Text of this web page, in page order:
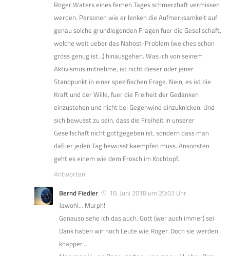
Roger Waters eines fernen Tages schmerzhaft vermissen
werden. Personen wie er lenken die Aufmerksamkeit auf
genau solche grundlegenden Fragen fuer die Gesellschaft,
welche weit ueber das Nahost-Problem (welches schon
gross genug ist…) hinausgehen. Was ich von seinem
Aktivismus mitnehme, ist nicht dieser oder jener
Standpunkt in einer spezifischen Frage. Nein, es ist die
Kraft und der Wille, fuer die Freiheit der Gedanken
einzustehen und nicht bei Gegenwind einzuknicken. Und
sich bewusst zu sein, dass die Freiheit in unserer
Gesellschaft nicht gottgegeben ist, sondern dass man
dafuer jeden Tag bewusst kaempfen muss. Ansonsten
geht es einem wie dem Frosch im Kochtopf.
Antworten
Bernd Fiedler
18. Juni 2018 um 20:03 Uhr
Jawohl… Murph!
Genauso sehe ich das auch. Gott (wer auch immer) sei
Dank haben wir noch Leute wie Roger. Doch sie werden
knapper…